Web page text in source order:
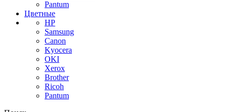
Pantum
Цветные
HP
Samsung
Canon
Kyocera
OKI
Xerox
Brother
Ricoh
Pantum